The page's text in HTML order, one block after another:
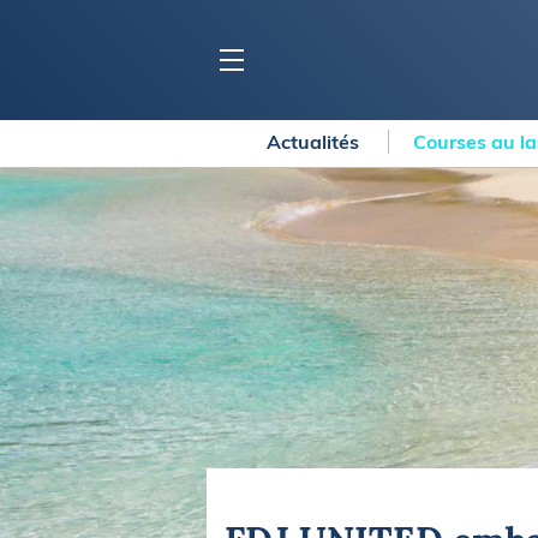
BLOC MARINE
Ports
Carnets de voyage
Dossiers de la rédaction
Collection Bloc Marine
Application Bloc Marine
Règlementation
BATEAUX
Actualités Courses au